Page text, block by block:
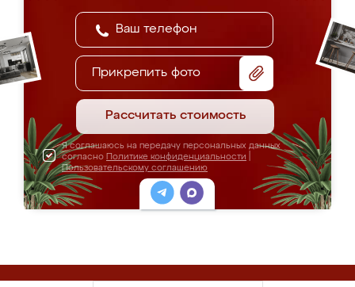
Прикрепить фото
Рассчитать стоимость
Я соглашаюсь на передачу персональных данных
согласно Политике конфиденциальности
Пользовательскому соглашению